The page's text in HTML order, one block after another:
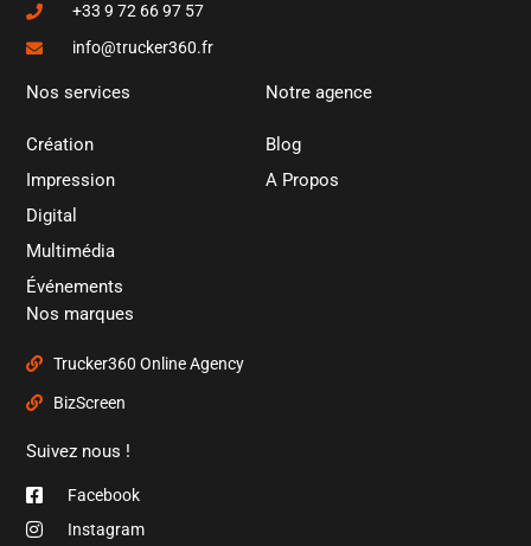
+33 9 72 66 97 57
info@trucker360.fr
Nos services
Création
Impression
Digital
Multimédia
Événements
Notre agence
Blog
A Propos
Nos marques
Trucker360 Online Agency
BizScreen
Suivez nous !
Facebook
Instagram